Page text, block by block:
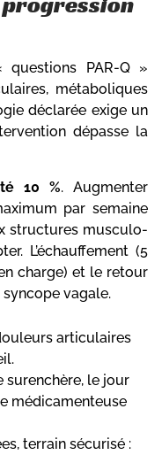
PAR-Q »
métaboliques
déclarée exige un
dépasse la
10 %. Augmenter
par semaine
structures musculo-
L’échauffement (5
charge) et le retour
vagale.
articulaires
surenchère, le jour
médicamenteuse
terrain sécurisé :